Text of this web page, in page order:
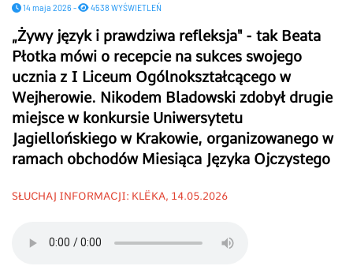
14 maja 2026 - 4538 WYŚWIETLEŃ
„Żywy język i prawdziwa refleksja" - tak Beata
Płotka mówi o recepcie na sukces swojego
ucznia z I Liceum Ogólnokształcącego w
Wejherowie. Nikodem Bladowski zdobył drugie
miejsce w konkursie Uniwersytetu
Jagiellońskiego w Krakowie, organizowanego w
ramach obchodów Miesiąca Języka Ojczystego
SŁUCHAJ INFORMACJI: KLËKA, 14.05.2026